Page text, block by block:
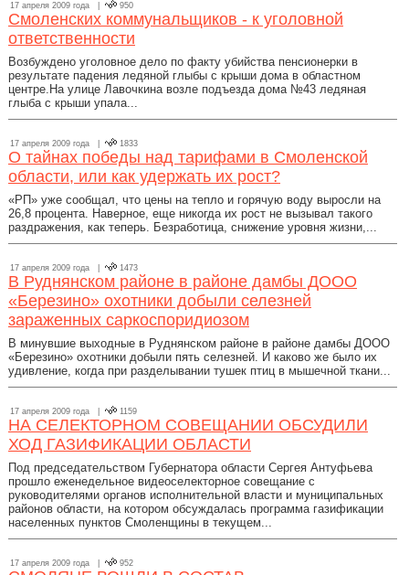
17 апреля 2009 года | 950
Смоленских коммунальщиков - к уголовной
ответственности
Возбуждено уголовное дело по факту убийства пенсионерки в
результате падения ледяной глыбы с крыши дома в областном
центре.На улице Лавочкина возле подъезда дома №43 ледяная
глыба с крыши упала...
17 апреля 2009 года | 1833
О тайнах победы над тарифами в Смоленской
области, или как удержать их рост?
«РП» уже сообщал, что цены на тепло и горячую воду выросли на
26,8 процента. Наверное, еще никогда их рост не вызывал такого
раздражения, как теперь. Безработица, снижение уровня жизни,...
17 апреля 2009 года | 1473
В Руднянском районе в районе дамбы ДООО
«Березино» охотники добыли селезней
зараженных саркоспоридиозом
В минувшие выходные в Руднянском районе в районе дамбы ДООО
«Березино» охотники добыли пять селезней. И каково же было их
удивление, когда при разделывании тушек птиц в мышечной ткани...
17 апреля 2009 года | 1159
НА СЕЛЕКТОРНОМ СОВЕЩАНИИ ОБСУДИЛИ
ХОД ГАЗИФИКАЦИИ ОБЛАСТИ
Под председательством Губернатора области Сергея Антуфьева
прошло еженедельное видеоселекторное совещание с
руководителями органов исполнительной власти и муниципальных
районов области, на котором обсуждалась программа газификации
населенных пунктов Смоленщины в текущем...
17 апреля 2009 года | 952